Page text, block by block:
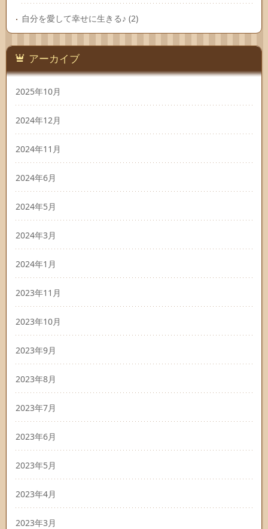
自分を愛して幸せに生きる♪ (2)
アーカイブ
2025年10月
2024年12月
2024年11月
2024年6月
2024年5月
2024年3月
2024年1月
2023年11月
2023年10月
2023年9月
2023年8月
2023年7月
2023年6月
2023年5月
2023年4月
2023年3月